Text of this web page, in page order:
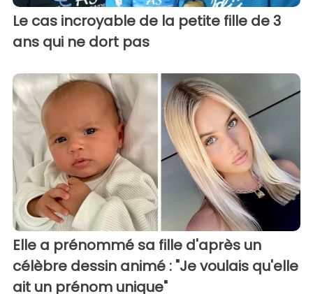
Le cas incroyable de la petite fille de 3
ans qui ne dort pas
Elle a prénommé sa fille d'après un
célèbre dessin animé : "Je voulais qu'elle
ait un prénom unique"